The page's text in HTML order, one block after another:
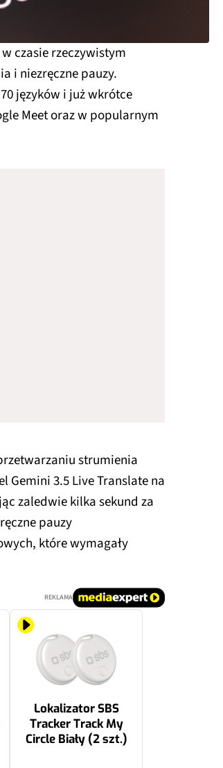
czasie rzeczywistym
i niezręczne pauzy.
języków i już wkrótce
Meet oraz w popularnym
strumienia
3.5 Live Translate na
zaledwie kilka sekund za
pauzy
które wymagały
REKLAMA
Lokalizator SBS
Tracker Track My
Circle Biały (2 szt.)